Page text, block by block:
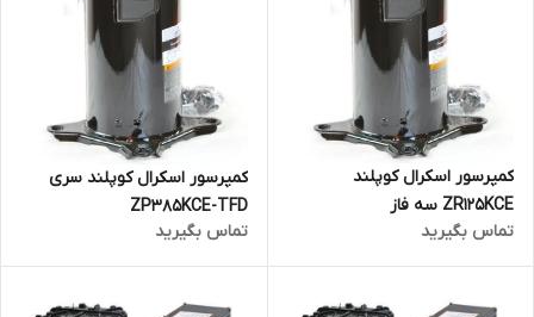
کمپرسور اسکرال کوپلند
ZR125KCE سه فاز
تماس بگیرید
کمپرسور اسکرال کوپلند سری
ZP385KCE-TFD
تماس بگیرید